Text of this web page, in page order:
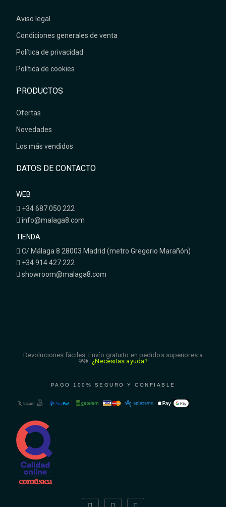
Aviso legal
Condiciones generales de venta
Política de privacidad
Política de cookies
PRODUCTOS
Ofertas
Novedades
Los más vendidos
DATOS DE CONTACTO
WEB
+34 687 050 222
info@malaga8.com
TIENDA
C/ Málaga 8 28003 Madrid (metro Gregorio Marañón)
+34 914 427 222
showroom@malaga8.com
Devoluciones fáciles. Envío gratuito en pedidos superiores a
99€. ¿Necesitas ayuda?
PAGO 100% SEGURO Y CONFIABLE